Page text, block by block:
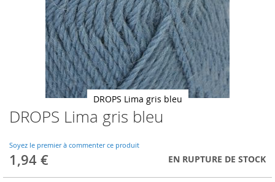
DROPS Lima gris bleu
Soyez le premier à commenter ce produit
1,94 € EN RUPTURE DE STOCK
DROPS Lima gris bleu
Skip
to
beginning
of
the